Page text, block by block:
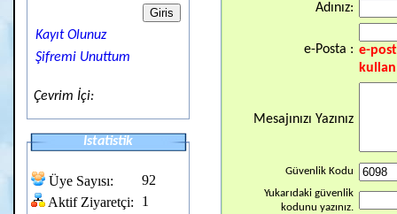
Kayıt Olunuz
Şifremi Unuttum
Çevrim İçi:
Istatistik
Üye Sayısı:
92
Aktif Ziyaretçi:
1
Adınız:
e-Posta : e-
Mesajınızı Yazınız
Güvenlik Kodu
Yukarıdaki güvenlik
kodunu yazınız.